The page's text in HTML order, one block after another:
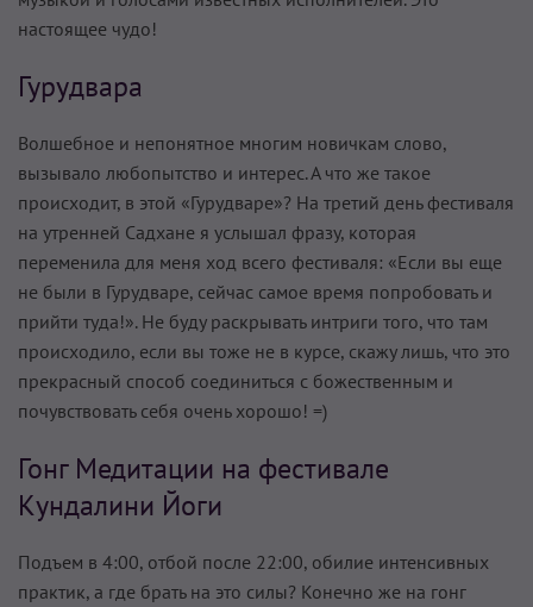
настоящее чудо!
Гурудвара
Волшебное и непонятное многим новичкам слово,
вызывало любопытство и интерес. А что же такое
происходит, в этой «Гурудваре»? На третий день фестиваля
на утренней Садхане я услышал фразу, которая
переменила для меня ход всего фестиваля: «Если вы еще
не были в Гурудваре, сейчас самое время попробовать и
прийти туда!». Не буду раскрывать интриги того, что там
происходило, если вы тоже не в курсе, скажу лишь, что это
прекрасный способ соединиться с божественным и
почувствовать себя очень хорошо! =)
Гонг Медитации на фестивале
Кундалини Йоги
Подъем в 4:00, отбой после 22:00, обилие интенсивных
практик, а где брать на это силы? Конечно же на гонг